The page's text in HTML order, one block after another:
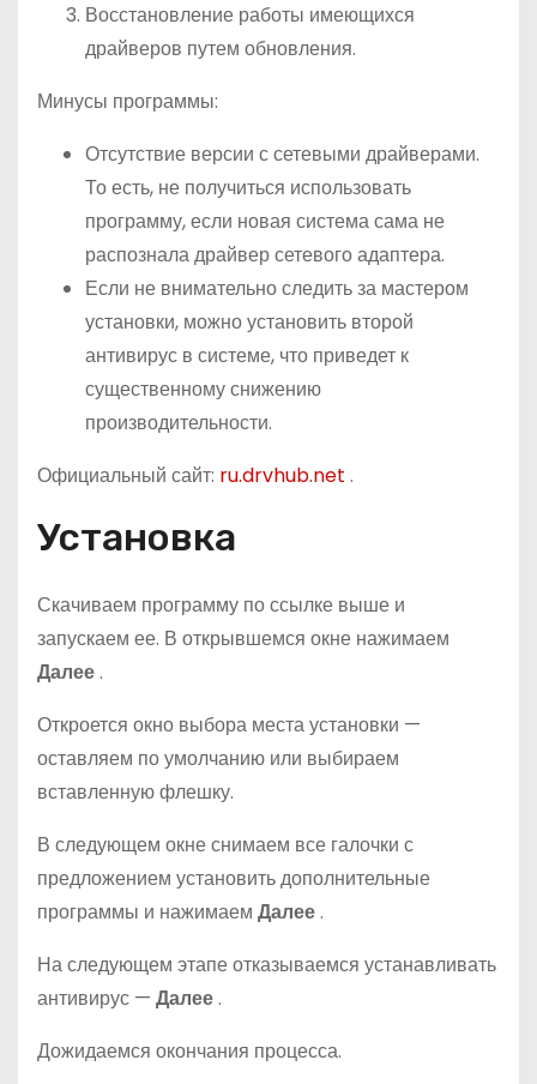
Восстановление работы имеющихся
драйверов путем обновления.
Минусы программы:
Отсутствие версии с сетевыми драйверами.
То есть, не получиться использовать
программу, если новая система сама не
распознала драйвер сетевого адаптера.
Если не внимательно следить за мастером
установки, можно установить второй
антивирус в системе, что приведет к
существенному снижению
производительности.
Официальный сайт: ru.drvhub.net .
Установка
Скачиваем программу по ссылке выше и
запускаем ее. В открывшемся окне нажимаем
Далее.
Откроется окно выбора места установки —
оставляем по умолчанию или выбираем
вставленную флешку.
В следующем окне снимаем все галочки с
предложением установить дополнительные
программы и нажимаем Далее.
На следующем этапе отказываемся устанавливать
антивирус — Далее.
Дожидаемся окончания процесса.